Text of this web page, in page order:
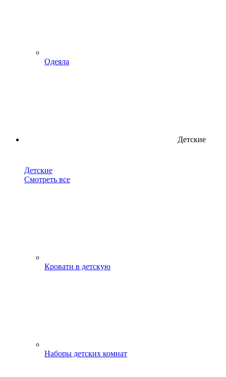
Одеяла
Детские
Детские
Смотреть все
Кровати в детскую
Наборы детских комнат